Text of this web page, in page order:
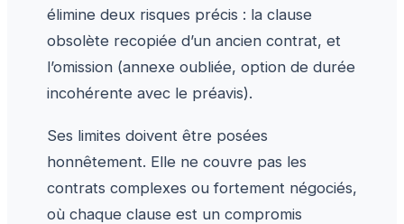
élimine deux risques précis : la clause
obsolète recopiée d’un ancien contrat, et
l’omission (annexe oubliée, option de durée
incohérente avec le préavis).
Ses limites doivent être posées
honnêtement. Elle ne couvre pas les
contrats complexes ou fortement négociés,
où chaque clause est un compromis